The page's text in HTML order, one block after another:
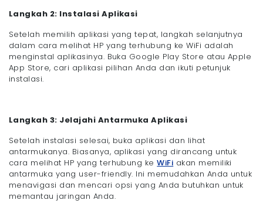
Langkah 2: Instalasi Aplikasi
Setelah memilih aplikasi yang tepat, langkah selanjutnya
dalam cara melihat HP yang terhubung ke WiFi adalah
menginstal aplikasinya. Buka Google Play Store atau Apple
App Store, cari aplikasi pilihan Anda dan ikuti petunjuk
instalasi.
Langkah 3: Jelajahi Antarmuka Aplikasi
Setelah instalasi selesai, buka aplikasi dan lihat
antarmukanya. Biasanya, aplikasi yang dirancang untuk
cara melihat HP yang terhubung keWiFi akan memiliki
antarmuka yang user-friendly. Ini memudahkan Anda untuk
menavigasi dan mencari opsi yang Anda butuhkan untuk
memantau jaringan Anda.